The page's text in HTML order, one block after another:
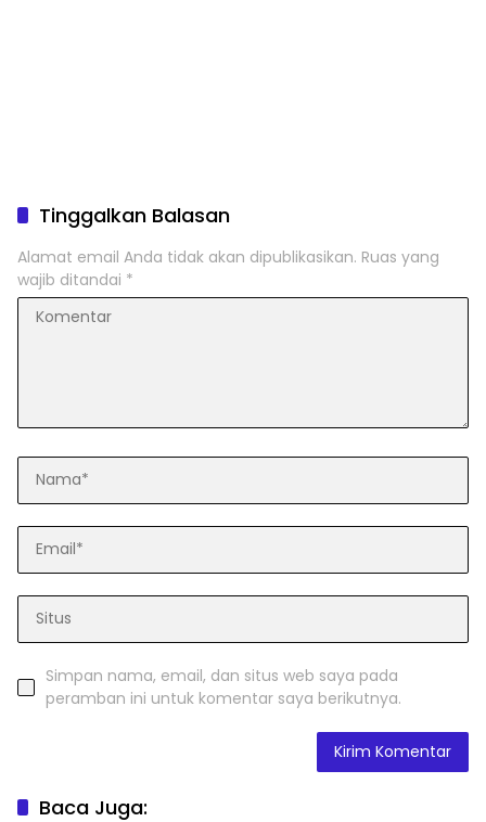
Tinggalkan Balasan
Alamat email Anda tidak akan dipublikasikan. Ruas yang
wajib ditandai *
Simpan nama, email, dan situs web saya pada
peramban ini untuk komentar saya berikutnya.
Baca Juga: